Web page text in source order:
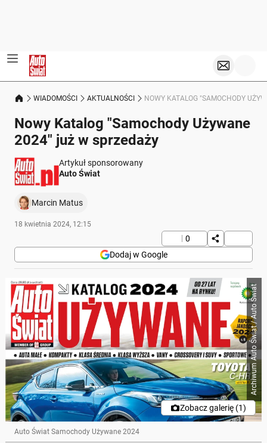
WIADOMOŚCI AKTUALNOŚCI NOWY KATALOG "SAMOCHODY
Nowy Katalog "Samochody Używane
2024" już w sprzedaży
Artykuł sponsorowany
Auto Świat
Marcin Matus
18 kwietnia 2024, 12:15
0
Dodaj w Google
Archiwum Auto Świat / Auto Świat
Zobacz galerię (1)
Auto Świat Samochody Używane 2024